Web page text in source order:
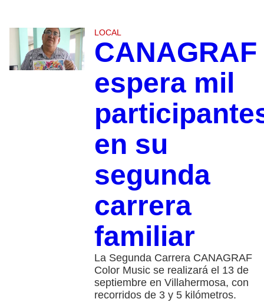
LOCAL
CANAGRAF
espera mil
en su
segunda
carrera
familiar
La Segunda Carrera CANAGRAF
Color Music se realizará el 13 de
septiembre en Villahermosa, con
recorridos de 3 y 5 kilómetros.